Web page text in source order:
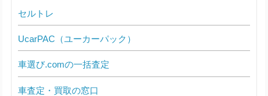
セルトレ
UcarPAC（ユーカーパック）
車選び.comの一括査定
車査定・買取の窓口